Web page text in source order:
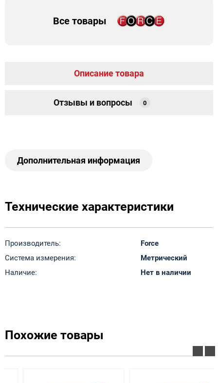
Все товары
Описание товара
Отзывы и вопросы 0
Дополнительная информация
Технические характеристики
Производитель:
Force
Система измерения:
Метрический
Наличие:
Нет в наличии
Похожие товары